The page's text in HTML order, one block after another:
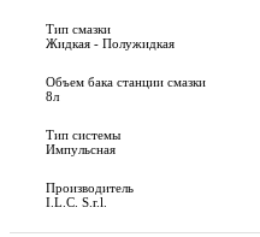
Тип смазки
Жидкая - Полужидкая
Объем бака станции смазки
8л
Тип системы
Импульсная
Производитель
I.L.C. S.r.l.